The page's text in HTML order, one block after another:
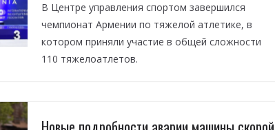
В Центре управления спортом завершился
чемпионат Армении по тяжелой атлетике, в
котором приняли участие в общей сложности
110 тяжелоатлетов.